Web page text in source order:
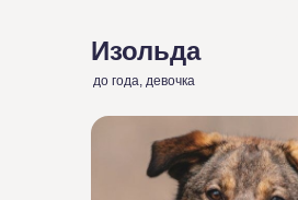
до года, девочка
Изольда